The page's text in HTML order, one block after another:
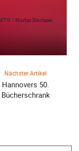
/ Martin Kirchner
Nächster Artikel
Hannovers 50.
Bücherschrank